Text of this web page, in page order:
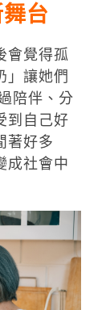
台
會覺得孤
」讓她們
陪伴、分
到自己好
著好多
成社會中